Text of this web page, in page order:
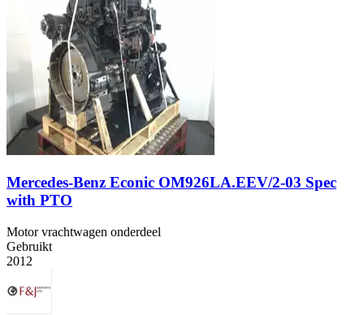
Mercedes-Benz Econic OM926LA.EEV/2-03 Spec
with PTO
Motor vrachtwagen onderdeel
Gebruikt
2012